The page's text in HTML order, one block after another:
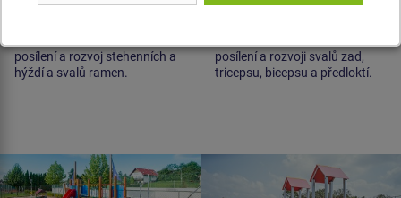
posílení a rozvoj stehenních a
hýždí a svalů ramen.
posílení a rozvoji svalů zad,
tricepsu, bicepsu a předloktí.